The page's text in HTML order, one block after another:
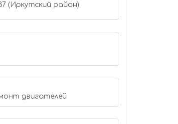
(Иркутский район)
двигателей